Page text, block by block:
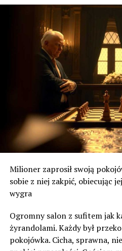
Milioner zaprosił swoją
sobie z niej zakpić, obiecując
wygra
Ogromny salon z sufitem jak
żyrandolami. Każdy był
pokojówka. Cicha, sprawna,